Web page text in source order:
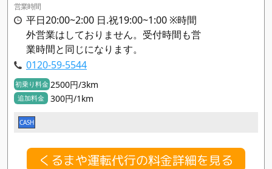
営業時間
平日20:00~2:00 日.祝19:00~1:00 ※時間
外営業はしておりません。受付時間も営
業時間と同じになります。
0120-59-5544
初乗り料金 2500円/3km
追加料金 300円/1km
CASH
くるまや運転代行の料金詳細を見る